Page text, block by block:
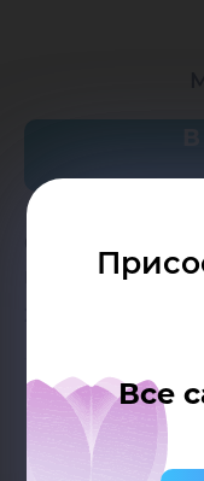
Все
информатика